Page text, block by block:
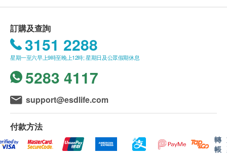
​核心價值
​貝力士環保有限公司的核心價值觀是以最高道德標準來
推動我們的決策和承諾。我們相信商譽就是最大的資
產，這些核心價值指引著我們的行為，判斷以及我們如
何完成使命。
懸掛或黑色暴雨警告生效時，送貨服務時間將會延遲。
農曆初一、初二及初三均會休息(不提供送貨)，敬請留
意。
所有訂單須視乎相關貨品的供應情況再作最後確認。倘
若供應商未能提供任何訂單上的貨品，
health.ESDlife有權拒絕接受該訂單，並且會於送貨前
透過電話或電郵通知顧客再作安排。
倘若由於不可抗力的原因(包括但不限於由於天災、火
災、水災、意外、暴亂、戰爭、政府政策、罷工或任何
不能控制的情況)而未能準確地提供閣下所需的貨品或
服務，貝力士環保有限公司及
健康網購health.ESDlife
均不會承擔任何責任或賠償。
訂購及查詢
3151 2288
星期一至六早上9時至晚上12時; 星期日及公眾假期休息
5283 4117
support@esdlife.com
付款方法
轉
帳